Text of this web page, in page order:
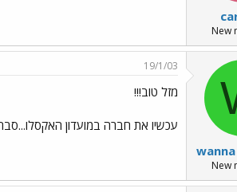
New
New
19/1/03
מזל טוב!!!
עכשיו את חברה במועדון